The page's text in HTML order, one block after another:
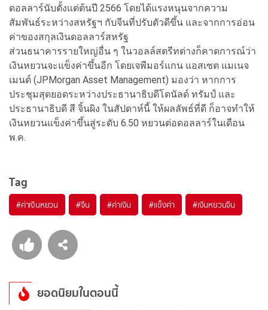
ดอลลาร์นับตั้งแต่ต้นปี 2566 โดยได้แรงหนุนจากความ
สัมพันธ์ระหว่างสหรัฐฯ กับจีนที่ปรับตัวดีขึ้น และจากการอ่อน
ค่าของสกุลเงินดอลลาร์สหรัฐ
ส่วนธนาคารรายใหญ่อื่น ๆ ในวอลล์สตรีทต่างก็คาดการณ์ว่า
เงินหยวนจะแข็งค่าขึ้นอีก โดยเจพีมอร์แกน แอสเซต แมเนจ
เมนต์ (JPMorgan Asset Management) มองว่า หากการ
ประชุมสุดยอดระหว่างประธานาธิบดีโดนัลด์ ทรัมป์ และ
ประธานาธิบดี สี จิ้นผิง ในสัปดาห์นี้ ให้ผลลัพธ์ที่ดี ก็อาจทำให้
เงินหยวนแข็งค่าขึ้นสู่ระดับ 6.50 หยวนต่อดอลลาร์ในเดือน
พ.ค.
Tag
#ค่าเงินหยวน #จีน #ค่าเงิน #แข็งค่า #เงินหยวนจีน
ยอดนิยมในตอนนี้